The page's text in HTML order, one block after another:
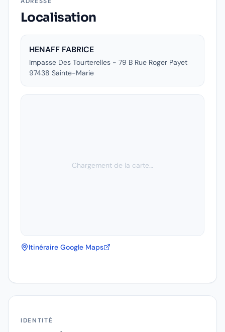
Localisation
HENAFF FABRICE
Impasse Des Tourterelles - 79 B Rue Roger Payet
97438 Sainte-Marie
Chargement de la carte…
Itinéraire Google Maps
IDENTITÉ